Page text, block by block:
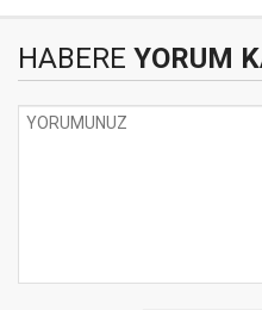
HABERE YORUM